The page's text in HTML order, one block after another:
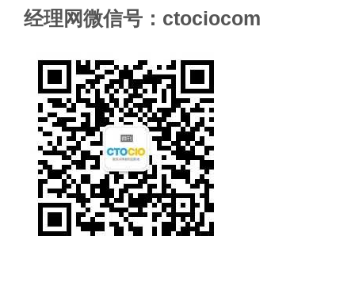
经理网微信号：ctociocom